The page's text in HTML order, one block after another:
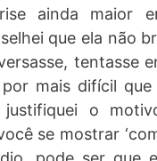
ainda maior
que ela não
tentasse
mais difícil
o
se mostrar